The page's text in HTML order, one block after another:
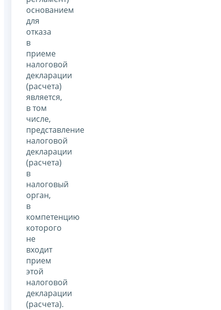
основанием
для
отказа
в
приеме
налоговой
декларации
(расчета)
является,
в том
числе,
представление
налоговой
декларации
(расчета)
в
налоговый
орган,
в
компетенцию
которого
не
входит
прием
этой
налоговой
декларации
(расчета).